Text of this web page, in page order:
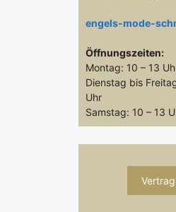
engels-mode-
Öffnungszeiten:
Montag: 10 – 13
Dienstag bis
Uhr
Samstag: 10 – 13